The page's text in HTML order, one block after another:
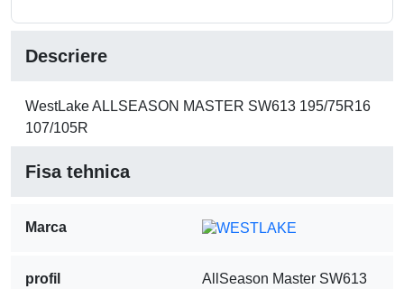
Descriere
WestLake ALLSEASON MASTER SW613 195/75R16
107/105R
Fisa tehnica
Marca
profil AllSeason Master SW613